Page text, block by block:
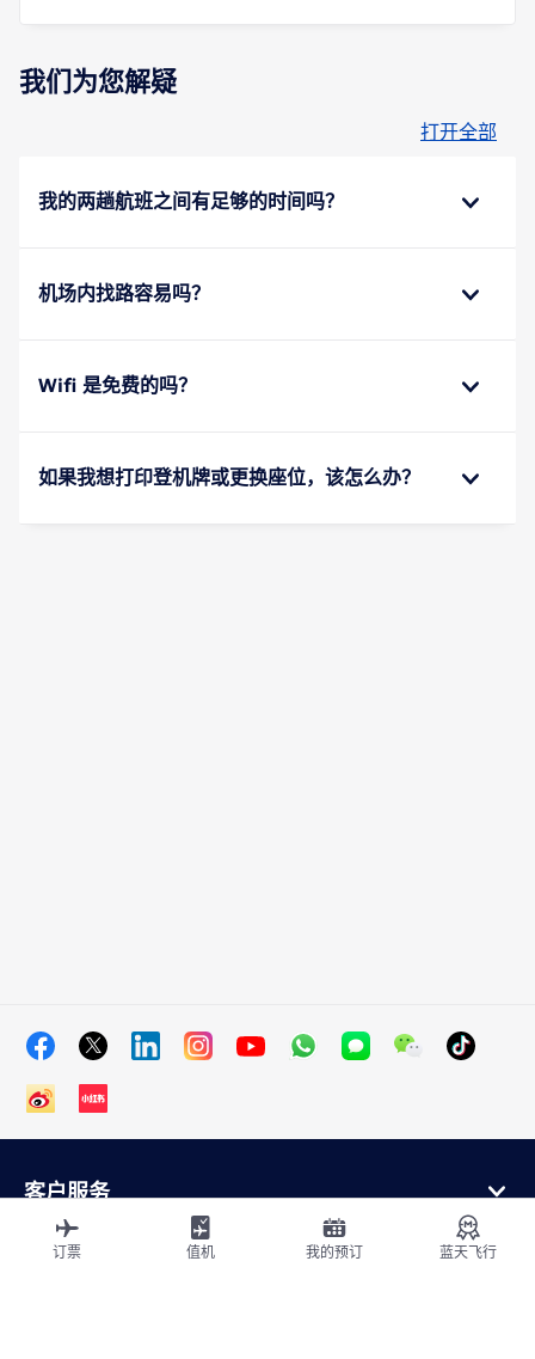
我们为您解疑
打开全部
我的两趟航班之间有足够的时间吗？
机场内找路容易吗？
Wifi 是免费的吗？
如果我想打印登机牌或更换座位，该怎么办？
客户服务
在线购买
会员计划和合作伙伴
订票 值机 我的预订 蓝天飞行